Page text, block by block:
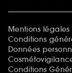
Mentions légales
Conditions
Données
Conditions